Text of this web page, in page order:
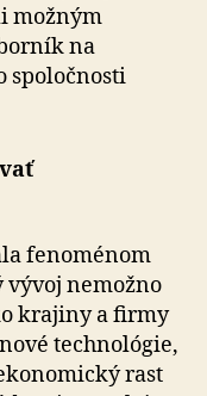
možným
na
spoločnosti
fenoménom
vývoj nemožno
krajiny a firmy
technológie,
rast